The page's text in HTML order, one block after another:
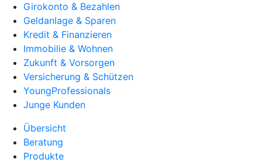
Girokonto & Bezahlen
Geldanlage & Sparen
Kredit & Finanzieren
Immobilie & Wohnen
Zukunft & Vorsorgen
Versicherung & Schützen
YoungProfessionals
Junge Kunden
Übersicht
Beratung
Produkte